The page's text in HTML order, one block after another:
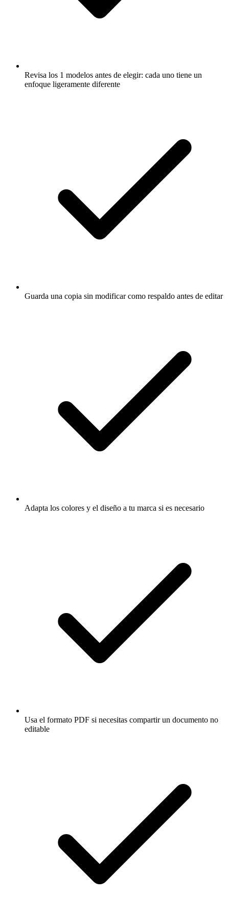
Revisa los 1 modelos antes de elegir: cada uno tiene un
enfoque ligeramente diferente
Guarda una copia sin modificar como respaldo antes de editar
Adapta los colores y el diseño a tu marca si es necesario
Usa el formato PDF si necesitas compartir un documento no
editable